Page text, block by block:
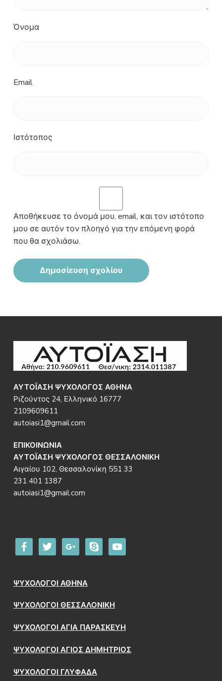
Όνομα
Email
Ιστότοπος
Αποθήκευσε το όνομά μου, email, και τον ιστότοπο
μου σε αυτόν τον πλοηγό για την επόμενη φορά
που θα σχολιάσω.
Footer
ΑΥΤΟΪΑΣΗ ΨΥΧΟΛΟΓΟΣ ΑΘΗΝΑ
Ριζούντος 24, Ελληνικό 16777
2109609611
autoiasi1@gmail.com
ΕΠΙΚΟΙΝΩΝΙΑ
ΑΥΤΟΪΑΣΗ ΨΥΧΟΛΟΓΟΣ ΘΕΣΣΑΛΟΝΙΚΗ
Αιγαίου 102, Θεσσαλονίκη 551 33
231 401 1387
autoiasi1@gmail.com
facebooktwitter google skype youtube
ΨΥΧΟΛΟΓΟΙ ΑΘΗΝΑ
ΨΥΧΟΛΟΓΟΙ ΘΕΣΣΑΛΟΝΙΚΗ
ΨΥΧΟΛΟΓΟΙ ΑΓΙΑ ΠΑΡΑΣΚΕΥΗ
ΨΥΧΟΛΟΓΟΙ ΑΓΙΟΣ ΔΗΜΗΤΡΙΟΣ
ΨΥΧΟΛΟΓΟΙ ΓΛΥΦΑΔΑ